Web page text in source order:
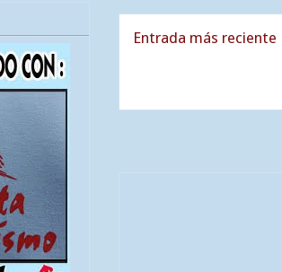
Entrada más reciente